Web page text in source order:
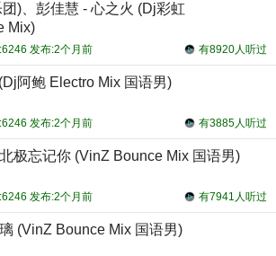
团)、彭佳慧 - 心之火 (Dj彩虹
Mix)
有8920人听过
发布:2个月前
阿鲍 Electro Mix 国语男)
有3885人听过
发布:2个月前
极忘记你 (VinZ Bounce Mix 国语男)
有7941人听过
发布:2个月前
(VinZ Bounce Mix 国语男)